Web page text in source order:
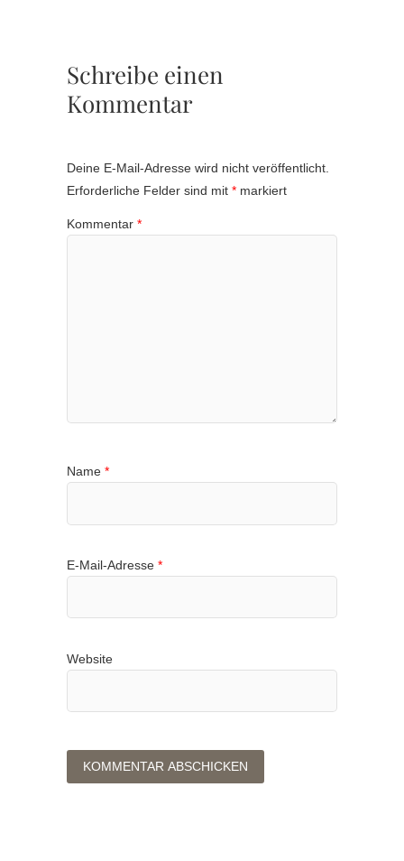
Schreibe einen
Kommentar
Deine E-Mail-Adresse wird nicht veröffentlicht.
Erforderliche Felder sind mit * markiert
Kommentar *
Name *
E-Mail-Adresse *
Website